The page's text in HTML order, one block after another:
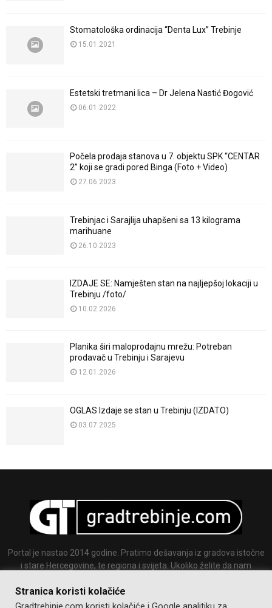
Stomatološka ordinacija “Denta Lux” Trebinje
15.01.2021
Estetski tretmani lica – Dr Jelena Nastić Đogović
06.01.2022
Počela prodaja stanova u 7. objektu SPK “CENTAR
2” koji se gradi pored Binga (Foto + Video)
27.06.2023
Trebinjac i Sarajlija uhapšeni sa 13 kilograma
marihuane
26.10.2023
IZDAJE SE: Namješten stan na najljepšoj lokaciji u
Trebinju /foto/
10.02.2026
Planika širi maloprodajnu mrežu: Potreban
prodavač u Trebinju i Sarajevu
12.01.2026
OGLAS Izdaje se stan u Trebinju (IZDATO)
03.07.2025
Portal je nastao 2014 godine. Pratimo dešavanja iz gradova istočne
i stare Hercegovine, te regiona i svijeta. Ukoliko želite da nam
Stranica koristi kolačiće